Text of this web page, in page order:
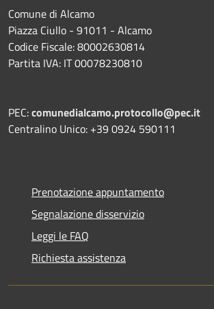
Comune di Alcamo
Piazza Ciullo - 91011 - Alcamo
Codice Fiscale: 80002630814
Partita IVA: IT 00078230810
PEC:comunedialcamo.protocollo@pec.it
Centralino Unico: +39 0924 590111
Prenotazione appuntamento
Segnalazione disservizio
Leggi le FAQ
Richiesta assistenza